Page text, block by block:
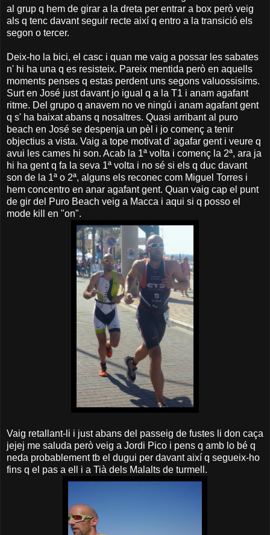
al grup q hem de girar a la dreta per entrar a box però veig
als q tenc davant seguir recte així q entro a la transició els
segon o tercer.
Deix-ho la bici, el casc i quan me vaig a possar les sabates
n' hi ha una q es resisteix. Pareix mentida però en aquells
moments penses q estas perdent uns segons valuossisims.
Surt en José just davant jo igual q a la T1 i anam agafant
ritme. Del grupo q anavem no ve ningú i anam agafant gent
q s' ha baixat abans q nosaltres. Quasi arribant al puro
beach en José se despenja un pèl i jo començ a tenir
objectius a vista. Vaig a tope motivat d' agafar gent i veure q
avui les cames hi son. Acab la 1ª volta i començ la 2ª, ara ja
hi ha gent q fa la seva 1ª volta i no sé si els q duc davant
son de la 1ª o 2ª, alguns els reconec com Miguel Torres i
hem concentro en anar agafant gent. Quan vaig cap el punt
de gir del Puro Beach veig a Macca i aqui si q posso el
mode kill en "on".
Vaig retallant-li i just abans del passeig de fustes li don caça
jejej me saluda però veig a Jordi Pico i pens q amb lo bé q
neda probablement tb el dugui per davant així q segueix-ho
fins q el pas a ell i a Tià dels Malalts de turmell.